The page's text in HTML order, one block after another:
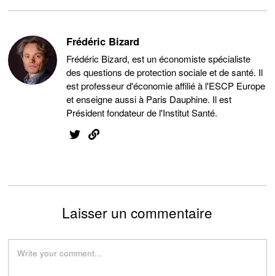
Frédéric Bizard
Frédéric Bizard, est un économiste spécialiste
des questions de protection sociale et de santé. Il
est professeur d'économie affilié à l'ESCP Europe
et enseigne aussi à Paris Dauphine. Il est
Président fondateur de l'Institut Santé.
Laisser un commentaire